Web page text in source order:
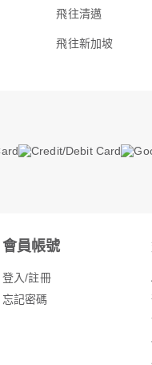
飛往清邁
飛往新加坡
會員帳號
登入/註冊
忘記密碼